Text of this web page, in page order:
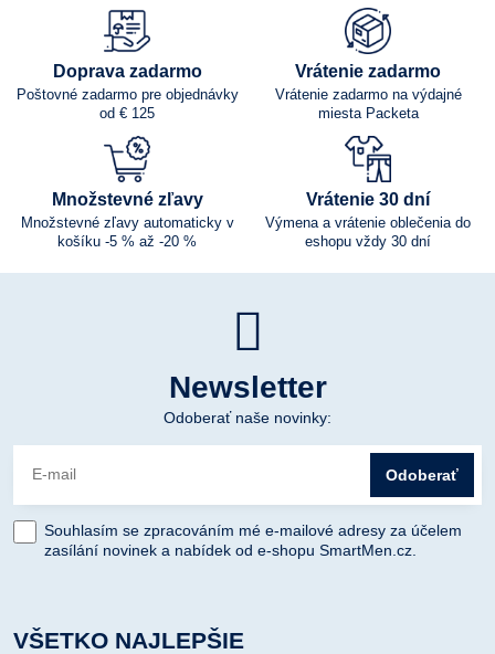
Doprava zadarmo
Poštovné zadarmo pre objednávky
od € 125
Vrátenie zadarmo
Vrátenie zadarmo na výdajné
miesta Packeta
Množstevné zľavy
Množstevné zľavy automaticky v
košíku -5 % až -20 %
Vrátenie 30 dní
Výmena a vrátenie oblečenia do
eshopu vždy 30 dní
Newsletter
Odoberať naše novinky:
Odoberať
Souhlasím se zpracováním mé e-mailové adresy za účelem
zasílání novinek a nabídek od e-shopu SmartMen.cz.
VŠETKO NAJLEPŠIE